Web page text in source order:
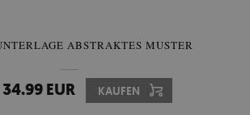
ABSTRAKTES MUSTER
34.99 EUR KAUFEN